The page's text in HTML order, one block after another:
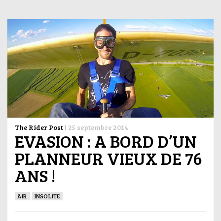
The Rider Post | 25 septembre 2014
EVASION : A BORD D’UN
PLANNEUR VIEUX DE 76
ANS !
AIR INSOLITE